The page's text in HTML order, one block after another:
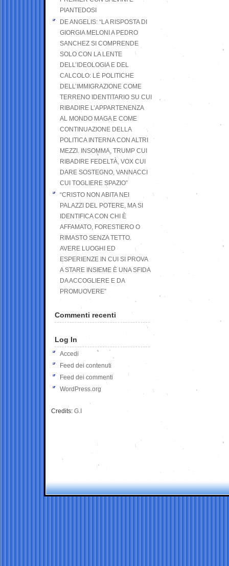
PIANTEDOSI
DE ANGELIS: “LA RISPOSTA DI
GIORGIA MELONI A PEDRO
SANCHEZ SI COMPRENDE
SOLO CON LA LENTE
DELL’IDEOLOGIA E DEL
CALCOLO: LE POLITICHE
DELL’IMMIGRAZIONE COME
TERRENO IDENTITARIO SU CUI
RIBADIRE L’APPARTENENZA
AL MONDO MAGA E COME
CONTINUAZIONE DELLA
POLITICA INTERNA CON ALTRI
MEZZI. INSOMMA, TRUMP CUI
RIBADIRE FEDELTÀ, VOX CUI
DARE SOSTEGNO, VANNACCI
CUI TOGLIERE SPAZIO”
“CRISTO NON ABITA NEI
PALAZZI DEL POTERE, MA SI
IDENTIFICA CON CHI È
AFFAMATO, FORESTIERO O
RIMASTO SENZA TETTO.
AVERE LUOGHI ED
ESPERIENZE IN CUI SI PROVA
A STARE INSIEME È UNA SFIDA
DA ACCOGLIERE E DA
PROMUOVERE”
Commenti recenti
Log In
Accedi
Feed dei contenuti
Feed dei commenti
WordPress.org
Credits: G.I